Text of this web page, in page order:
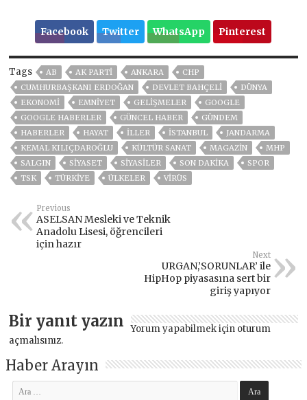
Facebook Twitter WhatsApp Pinterest
Tags AB AK PARTİ ANKARA
CHP
CUMHURBAŞKANI ERDOĞAN
DEVLET BAHÇELİ
DÜNYA
EKONOMİ
EMNİYET GELIŞMELER
GOOGLE
GOOGLE HABERLER
GÜNCEL HABER
GÜNDEM
HABERLER
HAYAT İLLER ISTANBUL
JANDARMA
KEMAL KILIÇDAROĞLU
KÜLTÜR SANAT MAGAZİN
MHP
SALGIN
SİYASET SİYASİLER SON DAKIKA
SPOR
TSK
TÜRKİYE ÜLKELER VIRÜS
Previous
ASELSAN Mesleki ve Teknik
Anadolu Lisesi, öğrencileri
için hazır
Next
URGAN,’SORUNLAR’ ile
HipHop piyasasına sert bir
giriş yapıyor
Bir yanıt yazın Yorum yapabilmek için oturum
açmalısınız.
Haber Arayın